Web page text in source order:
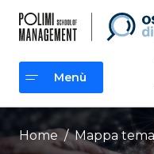
contenuto
Menù
Menù
Home / Mappa